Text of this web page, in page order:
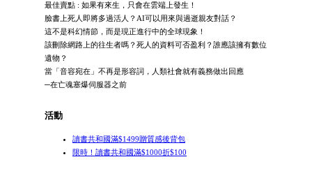
最佳賣點 : 如果有來生，只會在雲端上發生！
臉書上死人即將多過活人？AI可以用來與過逝親友對話？
這不是科幻情節，而是現正進行中的全球現象！
該刪除網路上的往生者嗎？死人的資料可否盈利？誰應該擁有數位
遺物？
當「音容宛在」不再是形容詞，人類社會就有義務做出回應
─在亡魂塞爆伺服器之前
活動
讀書共和國滿$1499贈質感後背包
限時！讀書共和國滿$1000折$100